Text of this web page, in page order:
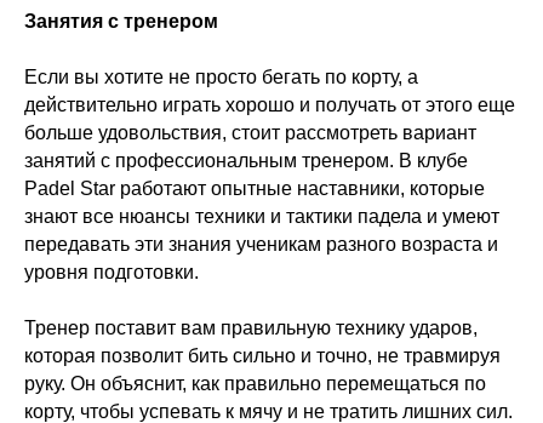
Занятия с тренером
Если вы хотите не просто бегать по корту, а
действительно играть хорошо и получать от этого еще
больше удовольствия, стоит рассмотреть вариант
занятий с профессиональным тренером. В клубе
Padel Star работают опытные наставники, которые
знают все нюансы техники и тактики падела и умеют
передавать эти знания ученикам разного возраста и
уровня подготовки.
Тренер поставит вам правильную технику ударов,
которая позволит бить сильно и точно, не травмируя
руку. Он объяснит, как правильно перемещаться по
корту, чтобы успевать к мячу и не тратить лишних сил.